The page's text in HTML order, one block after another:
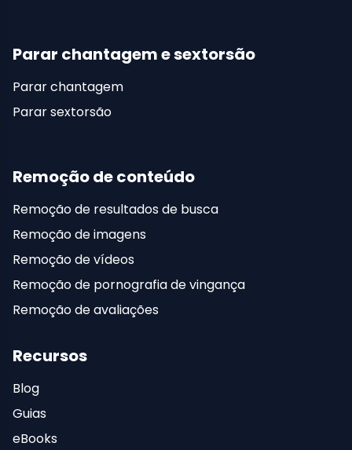
Parar chantagem e sextorsão
Parar chantagem
Parar sextorsão
Remoção de conteúdo
Remoção de resultados de busca
Remoção de imagens
Remoção de vídeos
Remoção de pornografia de vingança
Remoção de avaliações
Recursos
Blog
Guias
eBooks